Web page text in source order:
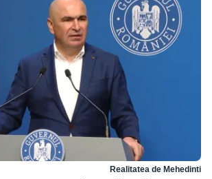
Realitatea de Mehedinti